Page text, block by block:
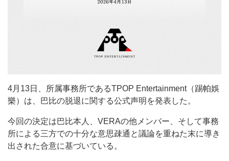
4月13日、所属事務所であるTPOP Entertainment（踢帕娛
樂）は、巴比の脱退に関する公式声明を発表した。
今回の決定は巴比本人、VERAの他メンバー、そして事務
所による三方での十分な意思疎通と議論を重ねた末に導き
出された合意に基づいている。